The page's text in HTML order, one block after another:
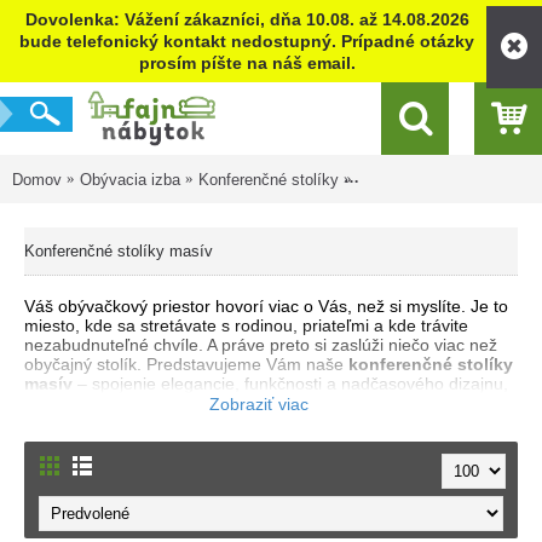
Dovolenka: Vážení zákazníci, dňa 10.08. až 14.08.2026
bude telefonický kontakt nedostupný. Prípadné otázky
prosím píšte na náš email.
Domov Obývacia izba Konferenčné stolíky Konferenčné stolíky
Konferenčné stolíky masív
Váš obývačkový priestor hovorí viac o Vás, než si myslíte. Je to
miesto, kde sa stretávate s rodinou, priateľmi a kde trávite
nezabudnuteľné chvíle. A práve preto si zaslúži niečo viac než
obyčajný stolík. Predstavujeme Vám naše konferenčné stolíky
masív – spojenie elegancie, funkčnosti a nadčasového dizajnu,
ktoré vnesie do Vášho domova teplý a luxusný nádych. Každý
doplnený o detaily z dýhy, čo zaručuje jedinečnú trvácnosť a
štýl. Ich robustná konštrukcia sa snúbi s jemnými líniami, ktoré
sa ľahko zapracujú do rôznych interiérových štýlov - od
klasického po moderný. Najväčšou výhodou týchto stolíkov nie
je len ich estetická stránka, ale aj praktická funkčnosť.